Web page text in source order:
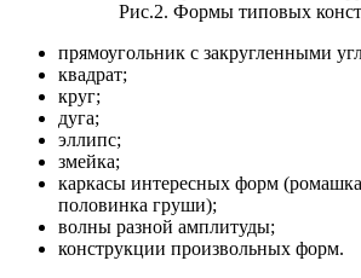
Рис.2. Формы типовых
прямоугольник с закругленными
квадрат;
круг;
дуга;
эллипс;
змейка;
каркасы интересных форм
половинка груши);
волны разной амплитуды;
конструкции произвольных форм.